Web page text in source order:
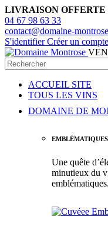
LIVRAISON OFFERTE
04 67 98 63 33
contact@domaine-
S'identifier Créer un compte
ACCUEIL SITE
TOUS LES VINS
DOMAINE DE
EMBLÉMATIQUES
Une quête
minutieux du
emblématiques.